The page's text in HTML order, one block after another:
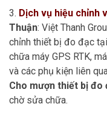
3. Dịch vụ hiệu chỉnh
Thuận: Việt Thanh
chỉnh thiết bị đo đạc
chữa máy GPS RTK,
và các phụ kiện liên
Cho mượn thiết bị
chờ sửa chữa.